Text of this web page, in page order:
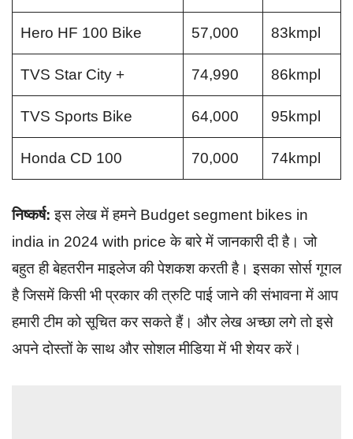
Hero HF 100 Bike 57,000 83kmpl
TVS Star City + 74,990 86kmpl
TVS Sports Bike 64,000 95kmpl
Honda CD 100 70,000 74kmpl
निष्कर्ष: इस लेख में हमने Budget segment bikes in
india in 2024 with price के बारे में जानकारी दी है। जो
बहुत ही बेहतरीन माइलेज की पेशकश करती है। इसका सोर्स गूगल
है जिसमें किसी भी प्रकार की त्रुटि पाई जाने की संभावना में आप
हमारी टीम को सूचित कर सकते हैं। और लेख अच्छा लगे तो इसे
अपने दोस्तों के साथ और सोशल मीडिया में भी शेयर करें।